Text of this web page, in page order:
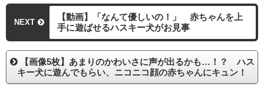
NEXT
【動画】「なんて優しいの！」 赤ちゃんを上
手に遊ばせるハスキー犬がお見事
【画像5枚】あまりのかわいさに声が出るかも…！？ ハス
キー犬に遊んでもらい、ニコニコ顔の赤ちゃんにキュン！